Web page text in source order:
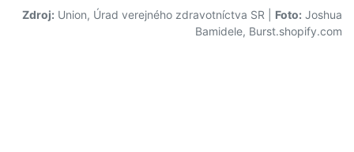
Zdroj: Union, Úrad verejného zdravotníctva SR Foto: Joshua
Bamidele, Burst.shopify.com